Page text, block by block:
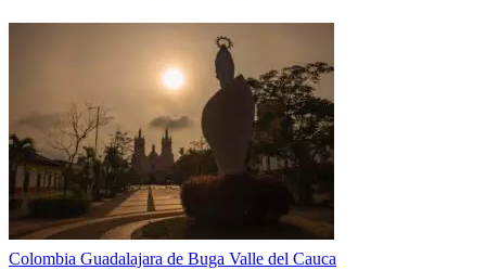
Colombia Guadalajara de Buga Valle del Cauca